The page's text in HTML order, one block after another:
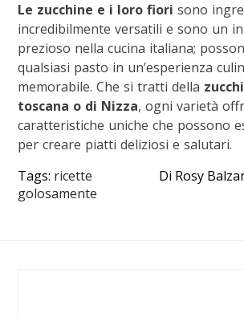
Le zucchine e i loro fiori sono
incredibilmente versatili e sono un
prezioso nella cucina italiana;
qualsiasi pasto in un’esperienza
memorabile. Che si tratti della
toscana o di Nizza, ogni varietà
caratteristiche uniche che possono
per creare piatti deliziosi e salutari.
Di Rosy
Tags: ricette
golosamente